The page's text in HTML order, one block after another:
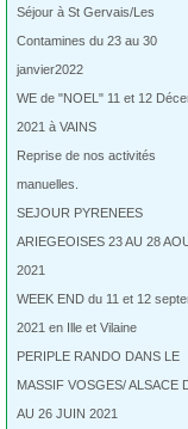
Séjour à St Gervais/Les
Contamines du 23 au 30
janvier2022
WE de "NOEL" 11 et 12
2021 à VAINS
Reprise de nos activités
manuelles.
SEJOUR PYRENEES
ARIEGEOISES 23 AU 28
2021
WEEK END du 11 et 12
2021 en Ille et Vilaine
PERIPLE RANDO DANS LE
MASSIF VOSGES/ ALSACE
AU 26 JUIN 2021